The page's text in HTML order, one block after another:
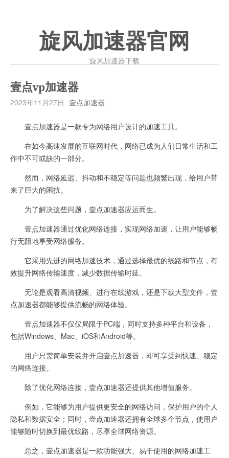
旋风加速器官网
旋风加速器下载
壹点vp加速器
2023年11月27日 壹点加速器
壹点加速器是一款专为网络用户设计的加速工具。
在如今高速发展的互联网时代，网络已成为人们日常生活和工
作中不可或缺的一部分。
然而，网络延迟、抖动和不稳定等问题也频繁出现，给用户带
来了巨大的困扰。
为了解决这些问题，壹点加速器应运而生。
壹点加速器通过优化网络连接，实现网络加速，让用户能够畅
行无阻地享受网络服务。
它采用先进的网络加速技术，通过选择最优的线路和节点，有
效提升网络传输速度，减少数据传输时延。
无论是观看高清视频、进行在线游戏，还是下载大型文件，壹
点加速器都能够提供流畅的网络体验。
壹点加速器不仅仅局限于PC端，同时支持多种平台和设备，
包括Windows、Mac、iOS和Android等。
用户只需简单安装并开启壹点加速器，即可享受到快速、稳定
的网络连接。
除了优化网络连接，壹点加速器还提供其他增值服务。
例如，它能够为用户提供更安全的网络访问，保护用户的个人
隐私和数据安全；同时，壹点加速器还拥有全球多个节点，使用户
能够随时切换到最优线路，尽享全球网络资源。
总之，壹点加速器是一款功能强大、易于使用的网络加速工